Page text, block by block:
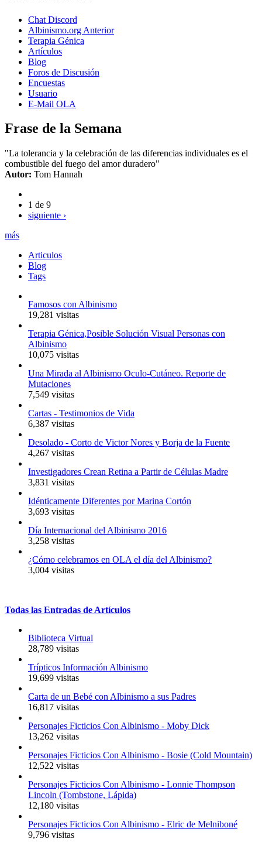
Chat Discord
Albinismo.org Anterior
Terapia Génica
Artículos
Blog
Foros de Discusión
Encuestas
Usuario
E-Mail OLA
Frase de la Semana
"La tolerancia y la celebración de las diferencias individuales es el
combustible del fuego del amor duradero"
Autor: Tom Hannah
1 de 9
siguiente ›
más
Articulos
Blog
Tags
Famosos con Albinismo
19,281 visitas
Terapia Génica,Posible Solución Visual Personas con
Albinismo
10,075 visitas
Una Mirada al Albinismo Oculo-Cutáneo. Reporte de
Mutaciones
7,549 visitas
Cartas - Testimonios de Vida
6,387 visitas
Desolado - Corto de Victor Nores y Borja de la Fuente
4,267 visitas
Investigadores Crean Retina a Partir de Células Madre
3,831 visitas
Idénticamente Diferentes por Marina Cortón
3,693 visitas
Día Internacional del Albinismo 2016
3,258 visitas
¿Cómo celebramos en OLA el día del Albinismo?
3,004 visitas
Todas las Entradas de Artículos
Biblioteca Virtual
28,789 visitas
Trípticos Información Albinismo
19,699 visitas
Carta de un Bebé con Albinismo a sus Padres
16,817 visitas
Personajes Ficticios Con Albinismo - Moby Dick
13,262 visitas
Personajes Ficticios Con Albinismo - Bosie (Cold Mountain)
12,522 visitas
Personajes Ficticios Con Albinismo - Lonnie Thompson
Lincoln (Tombstone, Lápida)
12,180 visitas
Personajes Ficticios Con Albinismo - Elric de Melniboné
9,796 visitas